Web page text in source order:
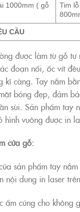
1000mm ( gỗ
Tim
CẦU
được làm từ gỗ tự
đoạn nối, ốc vít
kĩ càng. Tay nắm
bóng đẹp, đảm
sùi. Sản phẩm tay
hình vuông được in
cửa gỗ:
sản phẩm tay
nội dung in laser
ấm cúng cho không